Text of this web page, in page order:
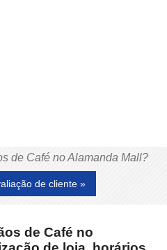
de Café no Alamanda Mall?
de cliente »
de Café no